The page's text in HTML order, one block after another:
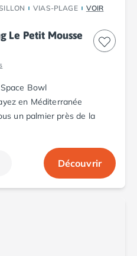
VIAS-PLAGE
VOIR
Le Petit Mousse
Bowl
en Méditerranée
un palmier près de la
Découvrir